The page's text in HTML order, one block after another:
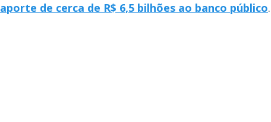
aporte de cerca de R$ 6,5 bilhões ao banco público.